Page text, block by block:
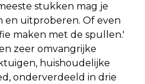
stukken mag je
en uitproberen. Of even
maken met de spullen.'
zeer omvangrijke
huishoudelijke
onderverdeeld in drie